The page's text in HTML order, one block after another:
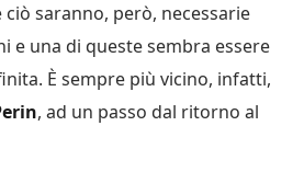
ciò saranno, però, necessarie
e una di queste sembra essere
È sempre più vicino, infatti,
, ad un passo dal ritorno al